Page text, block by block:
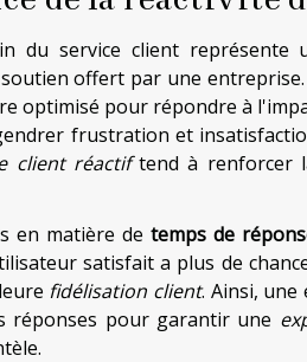
du service client
offert par une
optimisé pour répondre à
frustration et
client réactiftend à renforcer
en matière de temps de
satisfait a plus de
fidélisation client. Ainsi,
réponses pour garantir une